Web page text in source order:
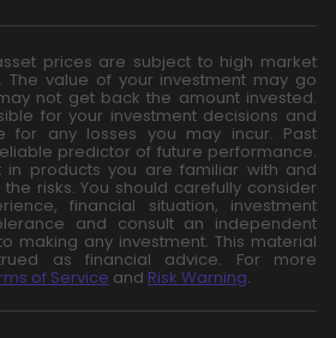
prices are subject to high market
The value of your investment may go
not get back the amount invested.
for your investment decisions and
for any losses you may incur. Past
predictor of future performance.
in products you are familiar with and
risks. You should carefully consider
financial situation, investment
and consult an independent
making any investment. This material
as financial advice. For more
of Service and Risk Warning.